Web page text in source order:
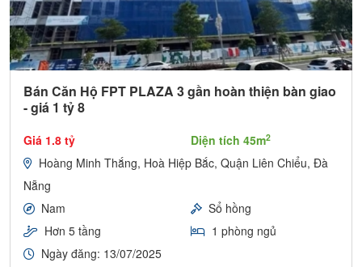
Bán Căn Hộ FPT PLAZA 3 gần hoàn thiện bàn giao
- giá 1 tỷ 8
Giá 1.8 tỷ Diện tích 45m2
Hoàng Minh Thắng, Hoà Hiệp Bắc, Quận Liên Chiểu, Đà
Nẵng
Nam
Sổ hồng
Hơn 5 tầng
1 phòng ngủ
Ngày đăng: 13/07/2025